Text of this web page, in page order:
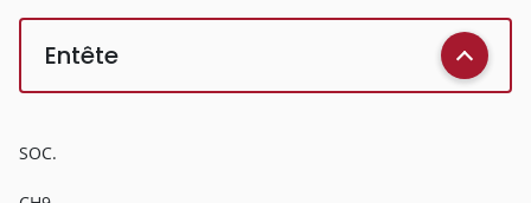
Entête
SOC.